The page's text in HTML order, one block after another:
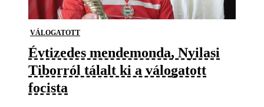
VÁLOGATOTT
Évtizedes mendemonda, Nyilasi
Tiborról tálalt ki a válogatott
focista